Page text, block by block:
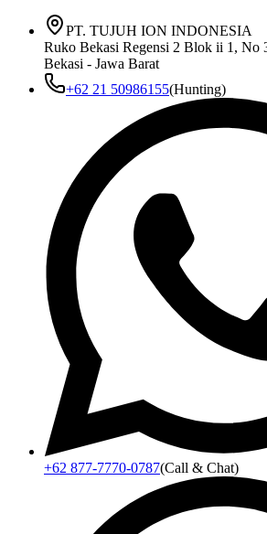
PT. TUJUH ION INDONESIA
Ruko Bekasi Regensi 2 Blok ii 1, No
Bekasi - Jawa Barat
+62 21 50986155(Hunting)
+62 877-7770-0787(Call & Chat)